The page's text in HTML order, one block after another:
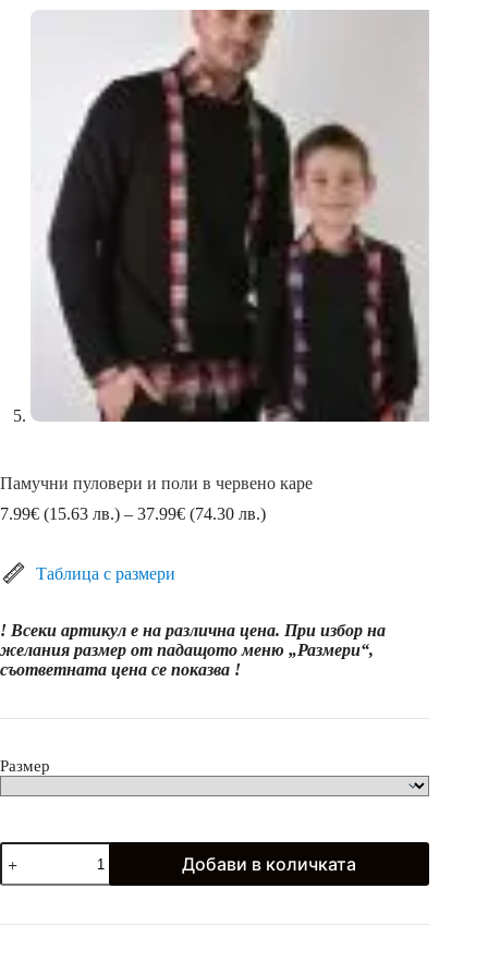
Памучни пуловери и поли в червено каре
7.99€ (15.63 лв.) – 37.99€ (74.30 лв.)Price
37.99€
(74.30
Таблица с размери
! Всеки артикул е на различна цена. При избор на
желания размер от падащото меню „Размери“,
съответната цена се показва !
Размер
количество
за
Памучни
и
Добави в количката